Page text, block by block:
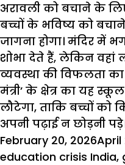
अरावली को बचाने के
बच्चों के भविष्य को
जागना होगा। मंदिर में
शोभा देते हैं, लेकिन वहां
व्यवस्था की विफलता का
मंत्री’ के क्षेत्र का यह
लौटेगा, ताकि बच्चों को
अपनी पढ़ाई न छोड़नी
Posted
on
February 20, 2026April
education crisis India,